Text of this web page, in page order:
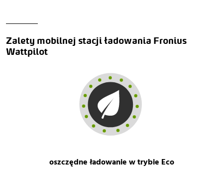
Zalety mobilnej stacji ładowania Fronius
Wattpilot
oszczędne ładowanie w trybie Eco